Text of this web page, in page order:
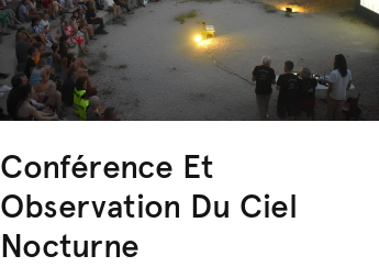
Conférence Et
Observation Du Ciel
Nocturne